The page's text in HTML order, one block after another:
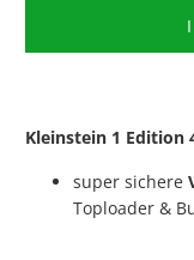
Kleinstein 1 Edition
super sichere
Toploader &